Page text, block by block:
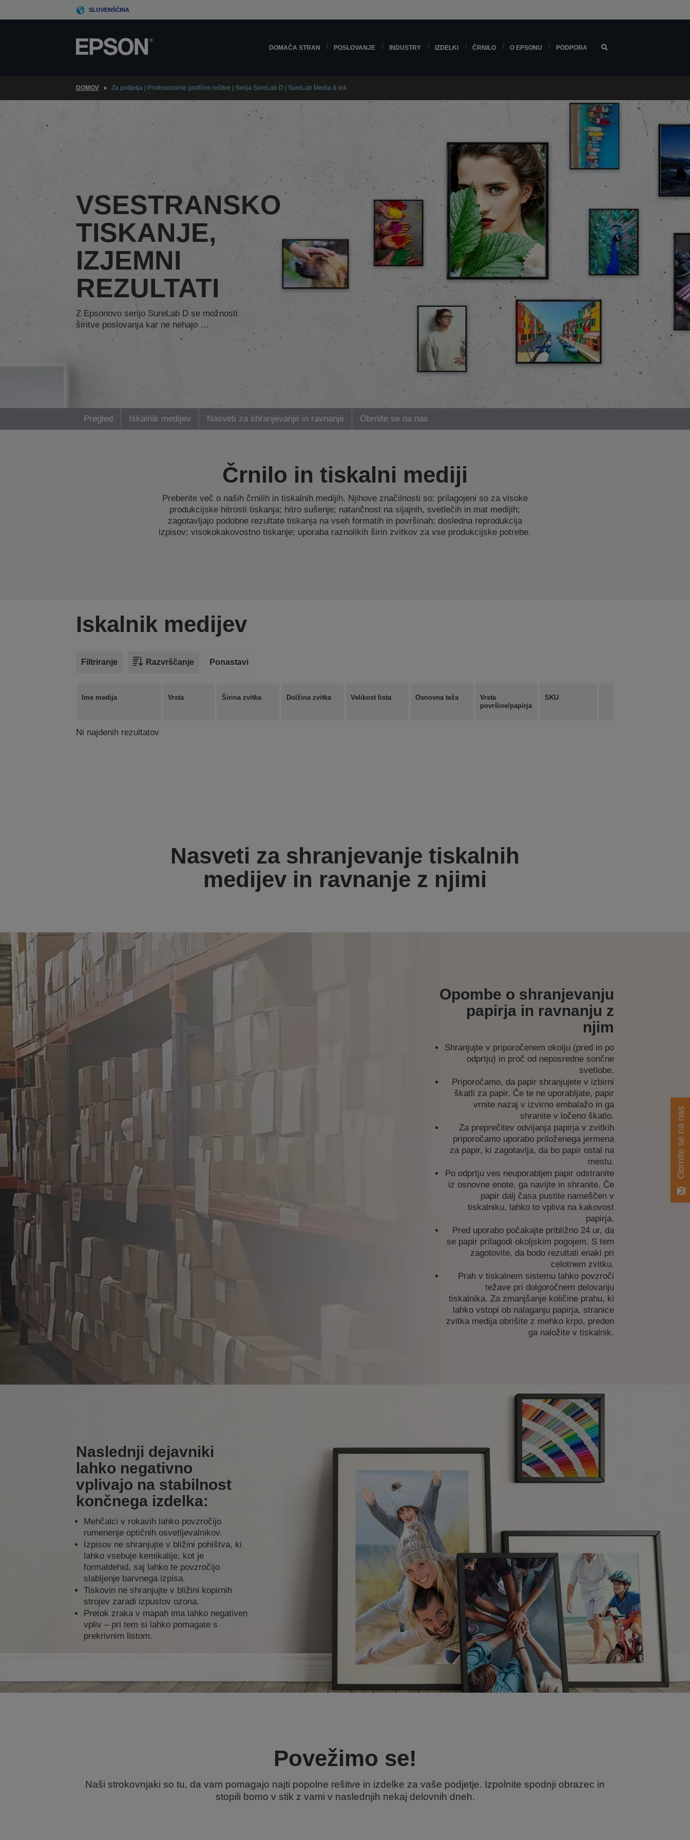
to
SLOVENŠČINA
DOMAČA STRAN POSLOVANJE INDUSTRY IZDELKI ČRNILO O EPSONU PODPORA
DOMOV Za podjetja | Profesionalne grafične rešitve | Serija SureLab D | SureLab Media & Ink
VSESTRANSKO
TISKANJE,
IZJEMNI
REZULTATI
Z Epsonovo serijo SureLab D se možnosti
širitve poslovanja kar ne nehajo …
Pregled Iskalnik medijev Nasveti za shranjevanje in ravnanje Obrnite se na nas
Črnilo in tiskalni mediji
Preberite več o naših črnilih in tiskalnih medijih. Njihove značilnosti so: prilagojeni so za visoke
produkcijske hitrosti tiskanja; hitro sušenje; natančnost na sijajnih, svetlečih in mat medijih;
zagotavljajo podobne rezultate tiskanja na vseh formatih in površinah; dosledna reprodukcija
izpisov; visokokakovostno tiskanje; uporaba raznolikih širin zvitkov za vse produkcijske potrebe.
Iskalnik medijev
Filtriranje Razvrščanje Ponastavi
Ime medija Vrsta Širina zvitka Dolžina zvitka Velikost lista Osnovna teža
Vrsta
površine/papirja
SKU
Ni najdenih rezultatov
Nasveti za shranjevanje tiskalnih
medijev in ravnanje z njimi
Opombe o shranjevanju
papirja in ravnanju z
njim
Shranjujte v priporočenem okolju (pred in po
odprtju) in proč od neposredne sončne
svetlobe.
Priporočamo, da papir shranjujete v izbirni
škatli za papir. Če te ne uporabljate, papir
vrnite nazaj v izvirno embalažo in ga
shranite v ločeno škatlo.
Za preprečitev odvijanja papirja v zvitkih
priporočamo uporabo priloženega jermena
za papir, ki zagotavlja, da bo papir ostal na
mestu.
Po odprtju ves neuporabljen papir odstranite
iz osnovne enote, ga navijte in shranite. Če
papir dalj časa pustite nameščen v
tiskalniku, lahko to vpliva na kakovost
papirja.
Pred uporabo počakajte približno 24 ur, da
se papir prilagodi okoljskim pogojem. S tem
zagotovite, da bodo rezultati enaki pri
celotnem zvitku.
Prah v tiskalnem sistemu lahko povzroči
težave pri dolgoročnem delovanju
tiskalnika. Za zmanjšanje količine prahu, ki
lahko vstopi ob nalaganju papirja, stranice
zvitka medija obrišite z mehko krpo, preden
ga naložite v tiskalnik.
Naslednji dejavniki
lahko negativno
vplivajo na stabilnost
končnega izdelka:
Mehčalci v rokavih lahko povzročijo
rumenenje optičnih osvetljevalnikov.
Izpisov ne shranjujte v bližini pohištva, ki
lahko vsebuje kemikalije, kot je
formaldehid, saj lahko te povzročijo
slabljenje barvnega izpisa.
Tiskovin ne shranjujte v bližini kopirnih
strojev zaradi izpustov ozona.
Pretok zraka v mapah ima lahko negativen
vpliv – pri tem si lahko pomagate s
prekrivnim listom.
Povežimo se!
Naši strokovnjaki so tu, da vam pomagajo najti popolne rešitve in izdelke za vaše podjetje. Izpolnite spodnji obrazec in
stopili bomo v stik z vami v naslednjih nekaj delovnih dneh.
Obrnite se na nas